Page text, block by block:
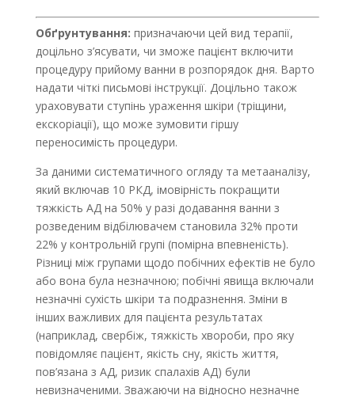
Обґрунтування: призначаючи цей вид терапії,
доцільно з’ясувати, чи зможе пацієнт включити
процедуру прийому ванни в розпорядок дня. Варто
надати чіткі письмові інструкції. Доцільно також
ураховувати ступінь ураження шкіри (тріщини,
екскоріації), що може зумовити гіршу
переносимість процедури.
За даними систематичного огляду та метааналізу,
який включав 10 РКД, імовірність покращити
тяжкість АД на 50% у разі додавання ванни з
розведеним відбілювачем становила 32% проти
22% у контрольній групі (помірна впевненість).
Різниці між групами щодо побічних ефектів не було
або вона була незначною; побічні явища включали
незначні сухість шкіри та подразнення. Зміни в
інших важливих для пацієнта результатах
(наприклад, свербіж, тяжкість хвороби, про яку
повідомляє пацієнт, якість сну, якість життя,
пов’язана з АД, ризик спалахів АД) були
невизначеними. Зважаючи на відносно незначне